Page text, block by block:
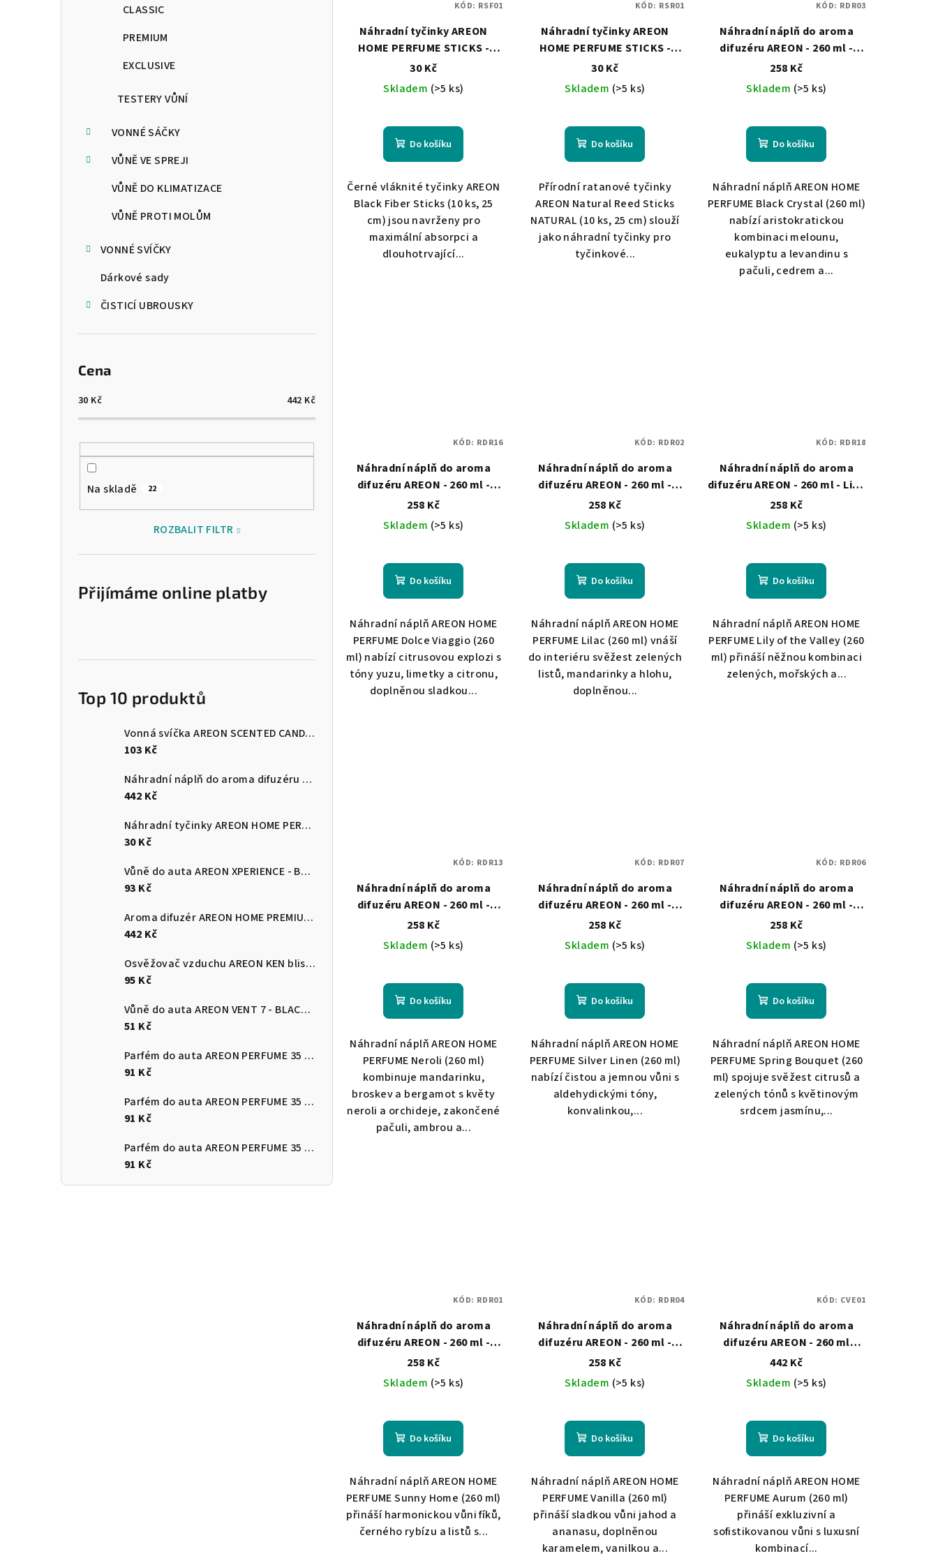
CLASSIC
PREMIUM
EXCLUSIVE
TESTERY VŮNÍ
VONNÉ SÁČKY
VŮNĚ VE SPREJI
VŮNĚ DO KLIMATIZACE
VŮNĚ PROTI MOLŮM
VONNÉ SVÍČKY
Dárkové sady
ČISTICÍ UBROUSKY
Cena
30 Kč 442 Kč
Na skladě 22
ROZBALIT FILTR
Přijímáme online platby
Top 10 produktů
Vonná svíčka AREON SCENTED CANDLE - Black Crystal
103 Kč
Náhradní náplň do aroma difuzéru AREON - 260 ml PREMIUM - Vanilla Black
442 Kč
Náhradní tyčinky AREON HOME PERFUME STICKS - Black
30 Kč
Vůně do auta AREON XPERIENCE - BLACK CRYSTAL
93 Kč
Aroma difuzér AREON HOME PREMIUM 150 ml - Patchouli Lavender Vanilla
442 Kč
Osvěžovač vzduchu AREON KEN blister - BLACK CRYSTAL
95 Kč
Vůně do auta AREON VENT 7 - BLACK CRYSTAL
51 Kč
Parfém do auta AREON PERFUME 35 ml Neroli
91 Kč
Parfém do auta AREON PERFUME 35 ml Osmanthus
91 Kč
Parfém do auta AREON PERFUME 35 ml Vanilla Black
91 Kč
t
ů
Náhradní tyčinky AREON
HOME PERFUME STICKS -
Black
30 Kč
Skladem (>5 ks)
Do košíku
Černé vláknité tyčinky AREON
Black Fiber Sticks (10 ks, 25
cm) jsou navrženy pro
maximální absorpci a
dlouhotrvající...
KÓD: RSF01
Náhradní tyčinky AREON
HOME PERFUME STICKS -
Natural
30 Kč
Skladem (>5 ks)
Do košíku
Přírodní ratanové tyčinky
AREON Natural Reed Sticks
NATURAL (10 ks, 25 cm) slouží
jako náhradní tyčinky pro
tyčinkové...
KÓD: RSR01
Náhradní náplň do aroma
difuzéru AREON - 260 ml -
Black Crystal
258 Kč
Skladem (>5 ks)
Do košíku
Náhradní náplň AREON HOME
PERFUME Black Crystal (260 ml)
nabízí aristokratickou
kombinaci melounu,
eukalyptu a levandinu s
pačuli, cedrem a...
KÓD: RDR03
Náhradní náplň do aroma
difuzéru AREON - 260 ml -
Dolce Viaggio
258 Kč
Skladem (>5 ks)
Do košíku
Náhradní náplň AREON HOME
PERFUME Dolce Viaggio (260
ml) nabízí citrusovou explozi s
tóny yuzu, limetky a citronu,
doplněnou sladkou...
KÓD: RDR16
Náhradní náplň do aroma
difuzéru AREON - 260 ml -
Lilac
258 Kč
Skladem (>5 ks)
Do košíku
Náhradní náplň AREON HOME
PERFUME Lilac (260 ml) vnáší
do interiéru svěžest zelených
listů, mandarinky a hlohu,
doplněnou...
KÓD: RDR02
Náhradní náplň do aroma
difuzéru AREON - 260 ml - Lilly
of the Valley
258 Kč
Skladem (>5 ks)
Do košíku
Náhradní náplň AREON HOME
PERFUME Lily of the Valley (260
ml) přináší něžnou kombinaci
zelených, mořských a...
KÓD: RDR18
Náhradní náplň do aroma
difuzéru AREON - 260 ml -
Neroli
258 Kč
Skladem (>5 ks)
Do košíku
Náhradní náplň AREON HOME
PERFUME Neroli (260 ml)
kombinuje mandarinku,
broskev a bergamot s květy
neroli a orchideje, zakončené
pačuli, ambrou a...
KÓD: RDR13
Náhradní náplň do aroma
difuzéru AREON - 260 ml -
Silver Linen
258 Kč
Skladem (>5 ks)
Do košíku
Náhradní náplň AREON HOME
PERFUME Silver Linen (260 ml)
nabízí čistou a jemnou vůni s
aldehydickými tóny,
konvalinkou,...
KÓD: RDR07
Náhradní náplň do aroma
difuzéru AREON - 260 ml -
Spring Bouquet
258 Kč
Skladem (>5 ks)
Do košíku
Náhradní náplň AREON HOME
PERFUME Spring Bouquet (260
ml) spojuje svěžest citrusů a
zelených tónů s květinovým
srdcem jasmínu,...
KÓD: RDR06
Náhradní náplň do aroma
difuzéru AREON - 260 ml -
Sunny Home
258 Kč
Skladem (>5 ks)
Do košíku
Náhradní náplň AREON HOME
PERFUME Sunny Home (260 ml)
přináší harmonickou vůni fíků,
černého rybízu a listů s...
KÓD: RDR01
Náhradní náplň do aroma
difuzéru AREON - 260 ml -
Vanilla
258 Kč
Skladem (>5 ks)
Do košíku
Náhradní náplň AREON HOME
PERFUME Vanilla (260 ml)
přináší sladkou vůni jahod a
ananasu, doplněnou
karamelem, vanilkou a...
KÓD: RDR04
Náhradní náplň do aroma
difuzéru AREON - 260 ml
EXCLUSIVE - Aurum
442 Kč
Skladem (>5 ks)
Do košíku
Náhradní náplň AREON HOME
PERFUME Aurum (260 ml)
přináší exkluzivní a
sofistikovanou vůni s luxusní
kombinací...
KÓD: CVE01